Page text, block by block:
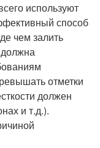
используют
способ
чем залить
отметки
должен
и т.д.).